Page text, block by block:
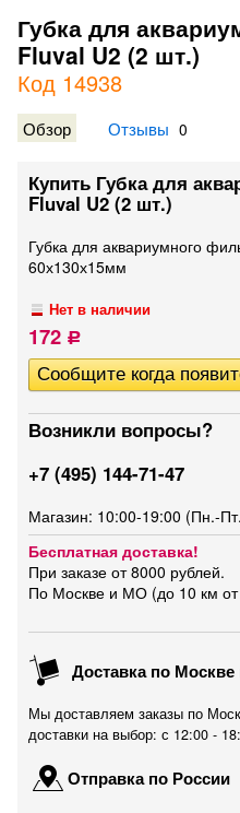
Губка для
Fluval U2 (2 шт.)
Код 14938
Обзор Отзывы 0
Купить Губка для
Fluval U2 (2 шт.)
Губка для аквариумного
60х130х15мм
Нет в наличии
172 Р
Возникли вопросы?
+7 (495) 144-71-47
Магазин: 10:00-19:00 (Пн.-
Бесплатная доставка!
При заказе от 8000 рублей.
По Москве и МО (до 10 км
Доставка по
Мы доставляем заказы по
доставки на выбор: с 12:00 -
Отправка по России